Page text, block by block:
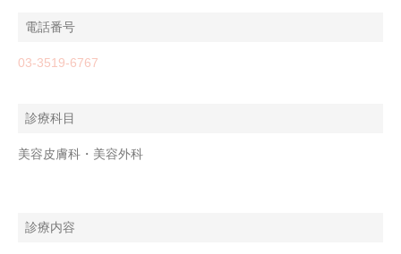
電話番号
03-3519-6767
診療科目
美容皮膚科・美容外科
診療内容